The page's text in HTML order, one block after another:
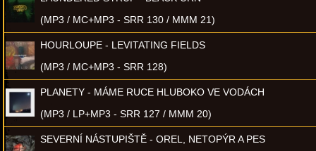
(MP3 / MC+MP3 - SRR 130 / MMM 21)
HOURLOUPE - LEVITATING FIELDS
(MP3 / MC+MP3 - SRR 128)
PLANETY - MÁME RUCE HLUBOKO VE VODÁCH
(MP3 / LP+MP3 - SRR 127 / MMM 20)
SEVERNÍ NÁSTUPIŠTĚ - OREL, NETOPÝR A PES